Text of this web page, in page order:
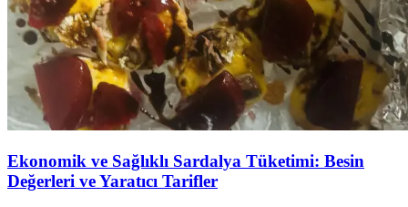
Ekonomik ve Sağlıklı Sardalya Tüketimi: Besin
Değerleri ve Yaratıcı Tarifler